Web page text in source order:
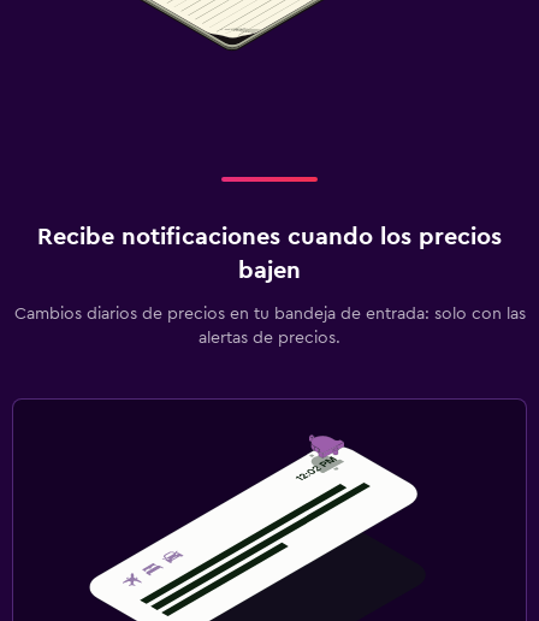
Recibe notificaciones cuando los precios
bajen
Cambios diarios de precios en tu bandeja de entrada: solo con las
alertas de precios.